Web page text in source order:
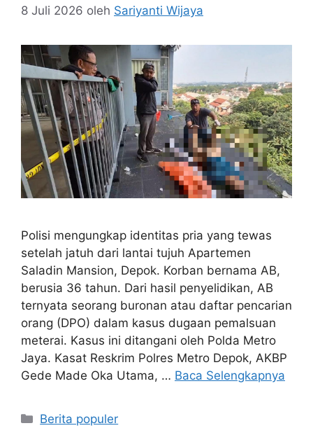
8 Juli 2026 oleh Sariyanti Wijaya
Polisi mengungkap identitas pria yang tewas
setelah jatuh dari lantai tujuh Apartemen
Saladin Mansion, Depok. Korban bernama AB,
berusia 36 tahun. Dari hasil penyelidikan, AB
ternyata seorang buronan atau daftar pencarian
orang (DPO) dalam kasus dugaan pemalsuan
meterai. Kasus ini ditangani oleh Polda Metro
Jaya. Kasat Reskrim Polres Metro Depok, AKBP
Gede Made Oka Utama, … Baca Selengkapnya
Kategori
Berita populer